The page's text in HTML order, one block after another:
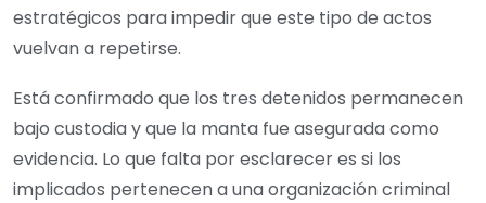
estratégicos para impedir que este tipo de actos
vuelvan a repetirse.
Está confirmado que los tres detenidos permanecen
bajo custodia y que la manta fue asegurada como
evidencia. Lo que falta por esclarecer es si los
implicados pertenecen a una organización criminal